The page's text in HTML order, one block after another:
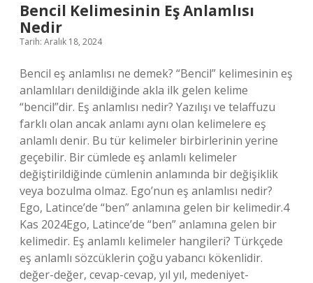
Bencil Kelimesinin Eş Anlamlısı
Nedir
Tarih: Aralık 18, 2024
Bencil eş anlamlısı ne demek? “Bencil” kelimesinin eş
anlamlıları denildiğinde akla ilk gelen kelime
“bencil”dir. Eş anlamlısı nedir? Yazılışı ve telaffuzu
farklı olan ancak anlamı aynı olan kelimelere eş
anlamlı denir. Bu tür kelimeler birbirlerinin yerine
geçebilir. Bir cümlede eş anlamlı kelimeler
değiştirildiğinde cümlenin anlamında bir değişiklik
veya bozulma olmaz. Ego’nun eş anlamlısı nedir?
Ego, Latince’de “ben” anlamına gelen bir kelimedir.4
Kas 2024Ego, Latince’de “ben” anlamına gelen bir
kelimedir. Eş anlamlı kelimeler hangileri? Türkçede
eş anlamlı sözcüklerin çoğu yabancı kökenlidir.
değer-değer, cevap-cevap, yıl yıl, medeniyet-